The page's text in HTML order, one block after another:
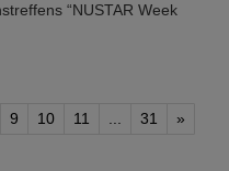
“NUSTAR Week
9 10 11 31 »